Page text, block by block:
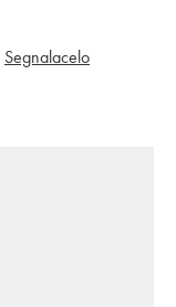
Segnalacelo